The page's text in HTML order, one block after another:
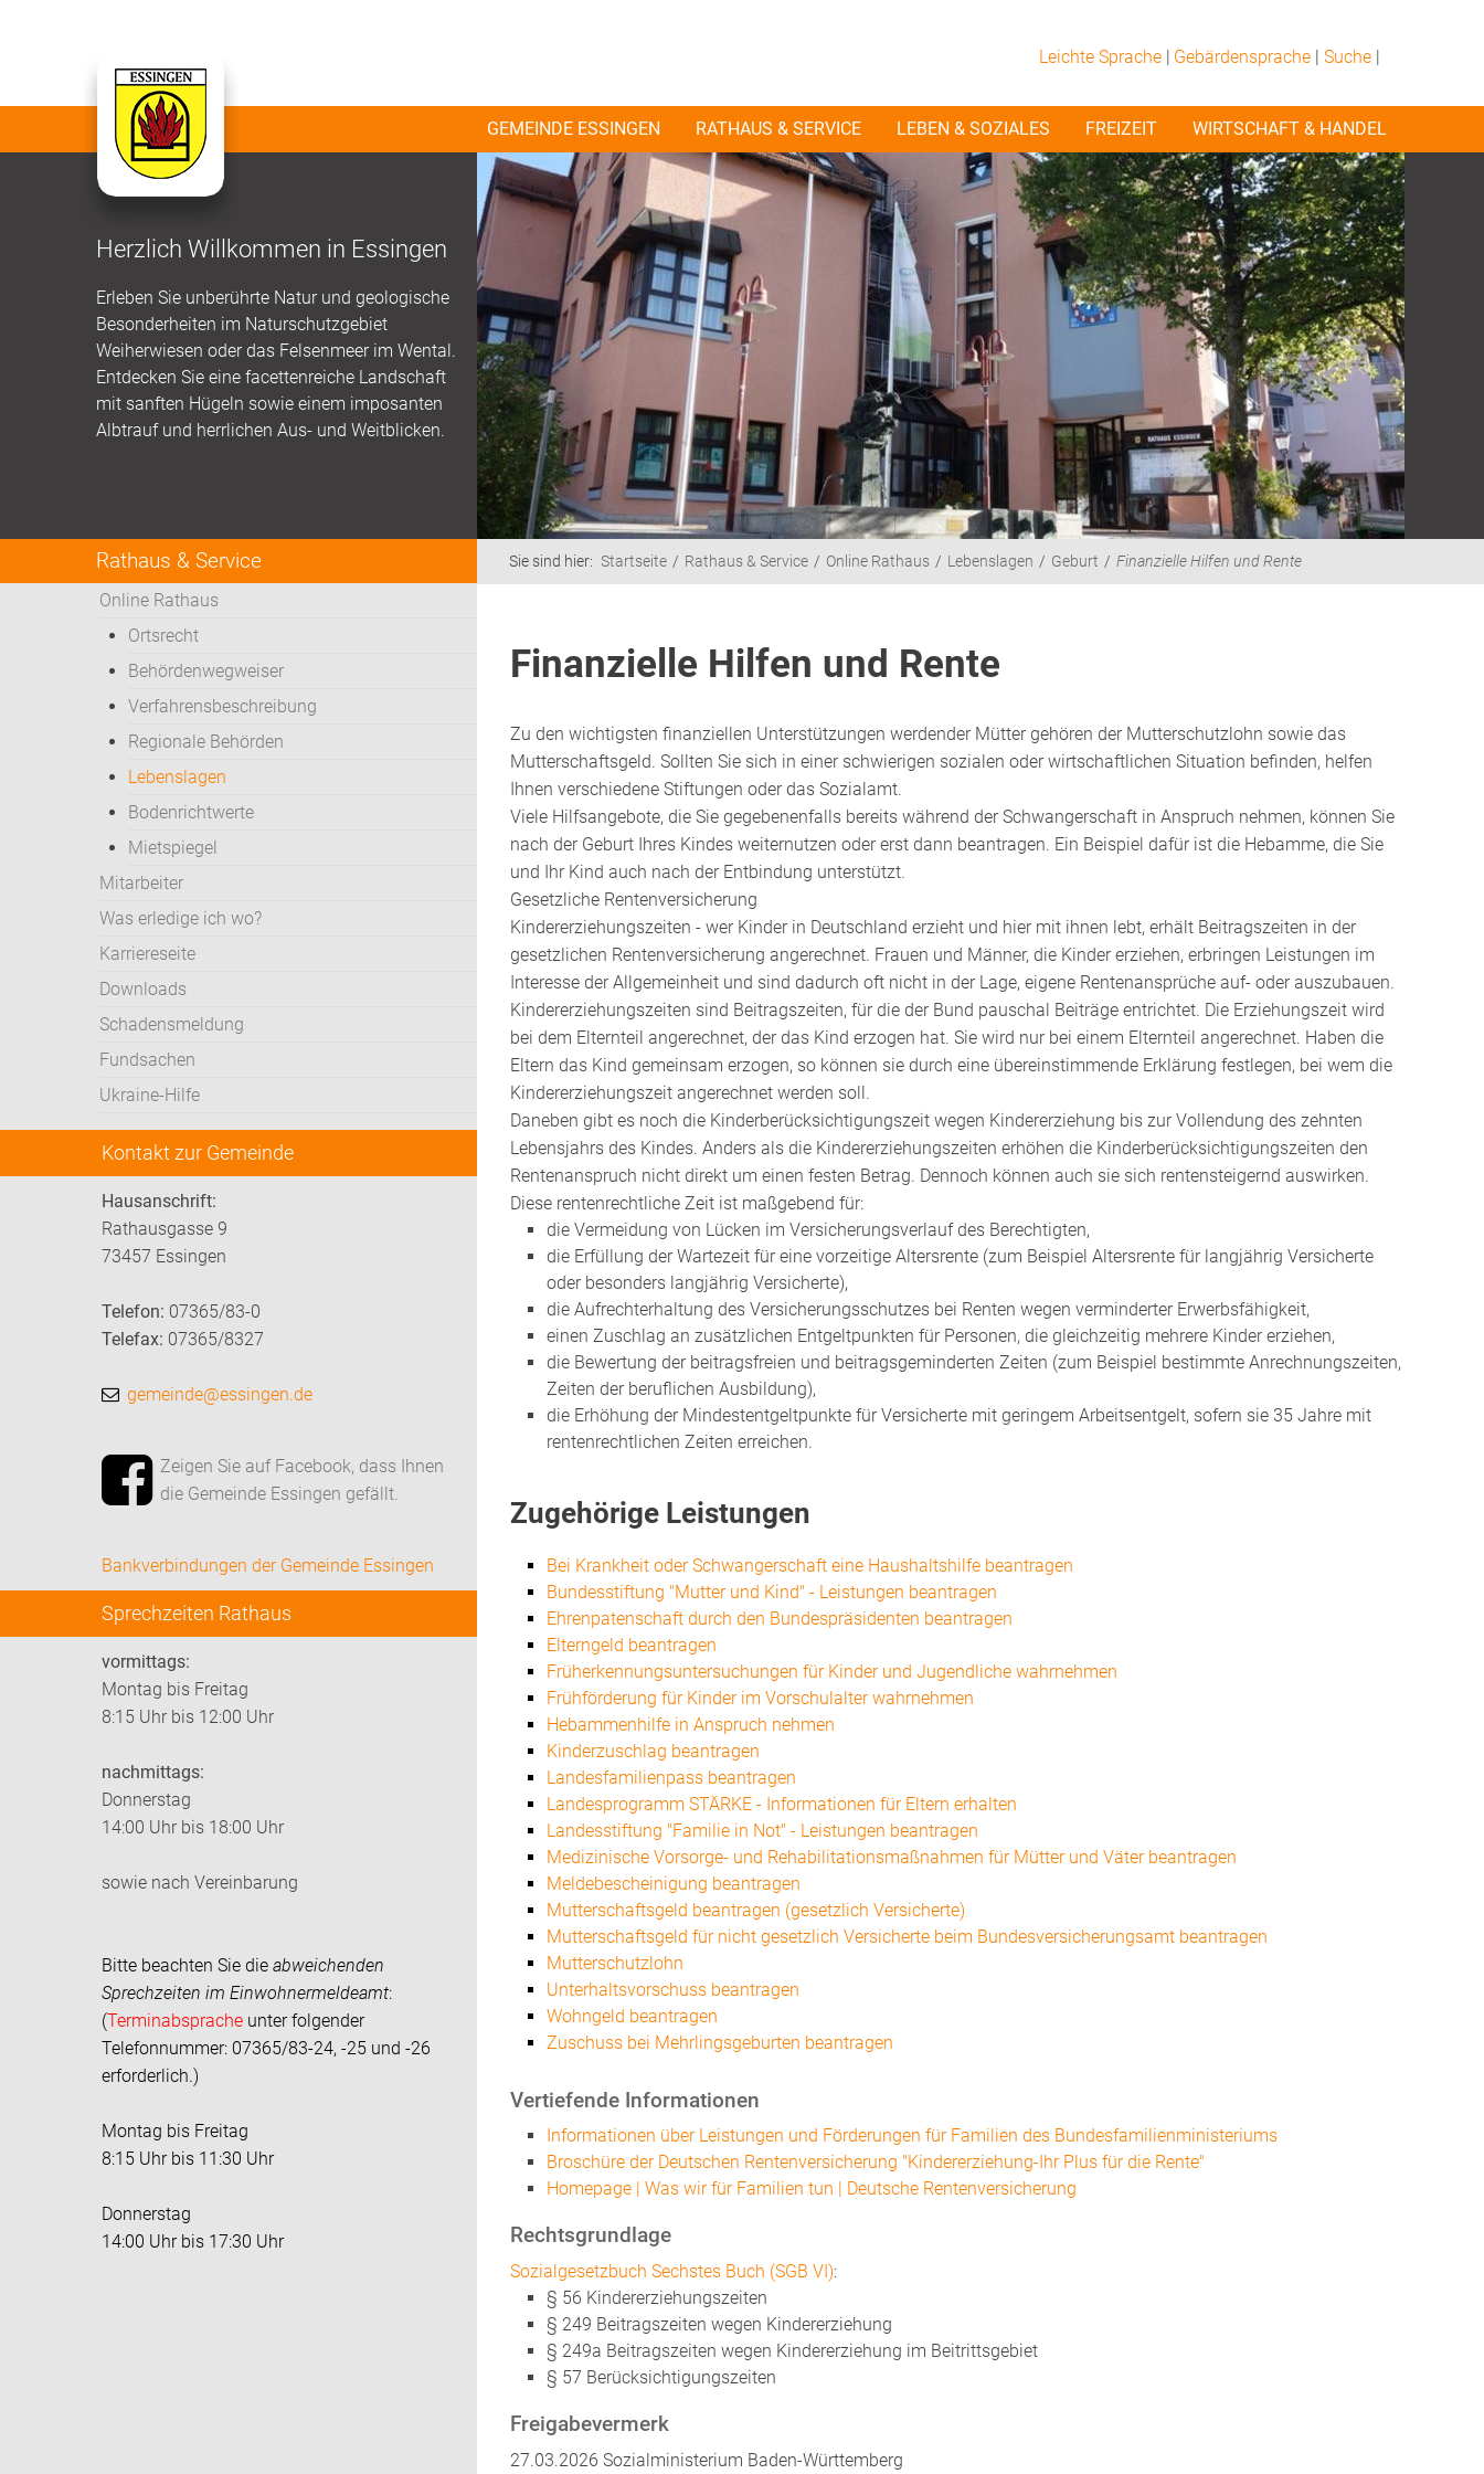
Leichte Sprache | Gebärdensprache | Suche|
GEMEINDE ESSINGEN RATHAUS & SERVICE LEBEN & SOZIALES FREIZEIT WIRTSCHAFT & HANDEL
Herzlich Willkommen in Essingen
Erleben Sie unberührte Natur und geologische
Besonderheiten im Naturschutzgebiet
Weiherwiesen oder das Felsenmeer im Wental.
Entdecken Sie eine facettenreiche Landschaft
mit sanften Hügeln sowie einem imposanten
Albtrauf und herrlichen Aus- und Weitblicken.
Rathaus & Service
Online Rathaus
Ortsrecht
Behördenwegweiser
Verfahrensbeschreibung
Regionale Behörden
Lebenslagen
Bodenrichtwerte
Mietspiegel
Mitarbeiter
Was erledige ich wo?
Karriereseite
Downloads
Schadensmeldung
Fundsachen
Ukraine-Hilfe
Kontakt zur Gemeinde
Hausanschrift:
Rathausgasse 9
73457 Essingen
Telefon: 07365/83-0
Telefax: 07365/8327
gemeinde@essingen.de
Zeigen Sie auf Facebook, dass Ihnen
die Gemeinde Essingen gefällt.
Bankverbindungen der Gemeinde Essingen
Sprechzeiten Rathaus
vormittags:
Montag bis Freitag
8:15 Uhr bis 12:00 Uhr
nachmittags:
Donnerstag
14:00 Uhr bis 18:00 Uhr
sowie nach Vereinbarung
Bitte beachten Sie die abweichenden
Sprechzeiten im Einwohnermeldeamt:
(Terminabsprache unter folgender
Telefonnummer: 07365/83-24, -25 und -26
erforderlich.)
Montag bis Freitag
8:15 Uhr bis 11:30 Uhr
Donnerstag
14:00 Uhr bis 17:30 Uhr
Sie sind hier: Startseite Rathaus & Service Online Rathaus Lebenslagen Geburt Finanzielle Hilfen und Rente
Finanzielle Hilfen und Rente
Zu den wichtigsten finanziellen Unterstützungen werdender Mütter gehören der Mutterschutzlohn sowie das
Mutterschaftsgeld. Sollten Sie sich in einer schwierigen sozialen oder wirtschaftlichen Situation befinden, helfen
Ihnen verschiedene Stiftungen oder das Sozialamt.
Viele Hilfsangebote, die Sie gegebenenfalls bereits während der Schwangerschaft in Anspruch nehmen, können Sie
nach der Geburt Ihres Kindes weiternutzen oder erst dann beantragen. Ein Beispiel dafür ist die Hebamme, die Sie
und Ihr Kind auch nach der Entbindung unterstützt.
Gesetzliche Rentenversicherung
Kindererziehungszeiten - wer Kinder in Deutschland erzieht und hier mit ihnen lebt, erhält Beitragszeiten in der
gesetzlichen Rentenversicherung angerechnet. Frauen und Männer, die Kinder erziehen, erbringen Leistungen im
Interesse der Allgemeinheit und sind dadurch oft nicht in der Lage, eigene Rentenansprüche auf- oder auszubauen.
Kindererziehungszeiten sind Beitragszeiten, für die der Bund pauschal Beiträge entrichtet. Die Erziehungszeit wird
bei dem Elternteil angerechnet, der das Kind erzogen hat. Sie wird nur bei einem Elternteil angerechnet. Haben die
Eltern das Kind gemeinsam erzogen, so können sie durch eine übereinstimmende Erklärung festlegen, bei wem die
Kindererziehungszeit angerechnet werden soll.
Daneben gibt es noch die Kinderberücksichtigungszeit wegen Kindererziehung bis zur Vollendung des zehnten
Lebensjahrs des Kindes. Anders als die Kindererziehungszeiten erhöhen die Kinderberücksichtigungszeiten den
Rentenanspruch nicht direkt um einen festen Betrag. Dennoch können auch sie sich rentensteigernd auswirken.
Diese rentenrechtliche Zeit ist maßgebend für:
die Vermeidung von Lücken im Versicherungsverlauf des Berechtigten,
die Erfüllung der Wartezeit für eine vorzeitige Altersrente (zum Beispiel Altersrente für langjährig Versicherte
oder besonders langjährig Versicherte),
die Aufrechterhaltung des Versicherungsschutzes bei Renten wegen verminderter Erwerbsfähigkeit,
einen Zuschlag an zusätzlichen Entgeltpunkten für Personen, die gleichzeitig mehrere Kinder erziehen,
die Bewertung der beitragsfreien und beitragsgeminderten Zeiten (zum Beispiel bestimmte Anrechnungszeiten,
Zeiten der beruflichen Ausbildung),
die Erhöhung der Mindestentgeltpunkte für Versicherte mit geringem Arbeitsentgelt, sofern sie 35 Jahre mit
rentenrechtlichen Zeiten erreichen.
Vertiefende Informationen
Informationen über Leistungen und Förderungen für Familien des Bundesfamilienministeriums
Broschüre der Deutschen Rentenversicherung "Kindererziehung-Ihr Plus für die Rente"
Homepage | Was wir für Familien tun | Deutsche Rentenversicherung
Rechtsgrundlage
Sozialgesetzbuch Sechstes Buch (SGB VI):
§ 56 Kindererziehungszeiten
§ 249 Beitragszeiten wegen Kindererziehung
§ 249a Beitragszeiten wegen Kindererziehung im Beitrittsgebiet
§ 57 Berücksichtigungszeiten
Zugehörige Leistungen
Bei Krankheit oder Schwangerschaft eine Haushaltshilfe beantragen
Bundesstiftung "Mutter und Kind" - Leistungen beantragen
Ehrenpatenschaft durch den Bundespräsidenten beantragen
Elterngeld beantragen
Früherkennungsuntersuchungen für Kinder und Jugendliche wahrnehmen
Frühförderung für Kinder im Vorschulalter wahrnehmen
Hebammenhilfe in Anspruch nehmen
Kinderzuschlag beantragen
Landesfamilienpass beantragen
Landesprogramm STÄRKE - Informationen für Eltern erhalten
Landesstiftung "Familie in Not" - Leistungen beantragen
Medizinische Vorsorge- und Rehabilitationsmaßnahmen für Mütter und Väter beantragen
Meldebescheinigung beantragen
Mutterschaftsgeld beantragen (gesetzlich Versicherte)
Mutterschaftsgeld für nicht gesetzlich Versicherte beim Bundesversicherungsamt beantragen
Mutterschutzlohn
Unterhaltsvorschuss beantragen
Wohngeld beantragen
Zuschuss bei Mehrlingsgeburten beantragen
Freigabevermerk
27.03.2026 Sozialministerium Baden-Württemberg